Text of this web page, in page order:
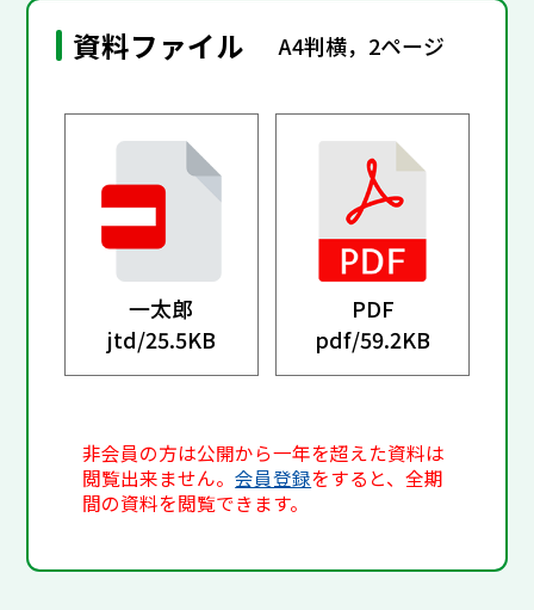
資料ファイル A4判横，2ページ
一太郎
jtd/25.5KB
PDF
pdf/59.2KB
非会員の方は公開から一年を超えた資料は
閲覧出来ません。会員登録をすると、全期
間の資料を閲覧できます。